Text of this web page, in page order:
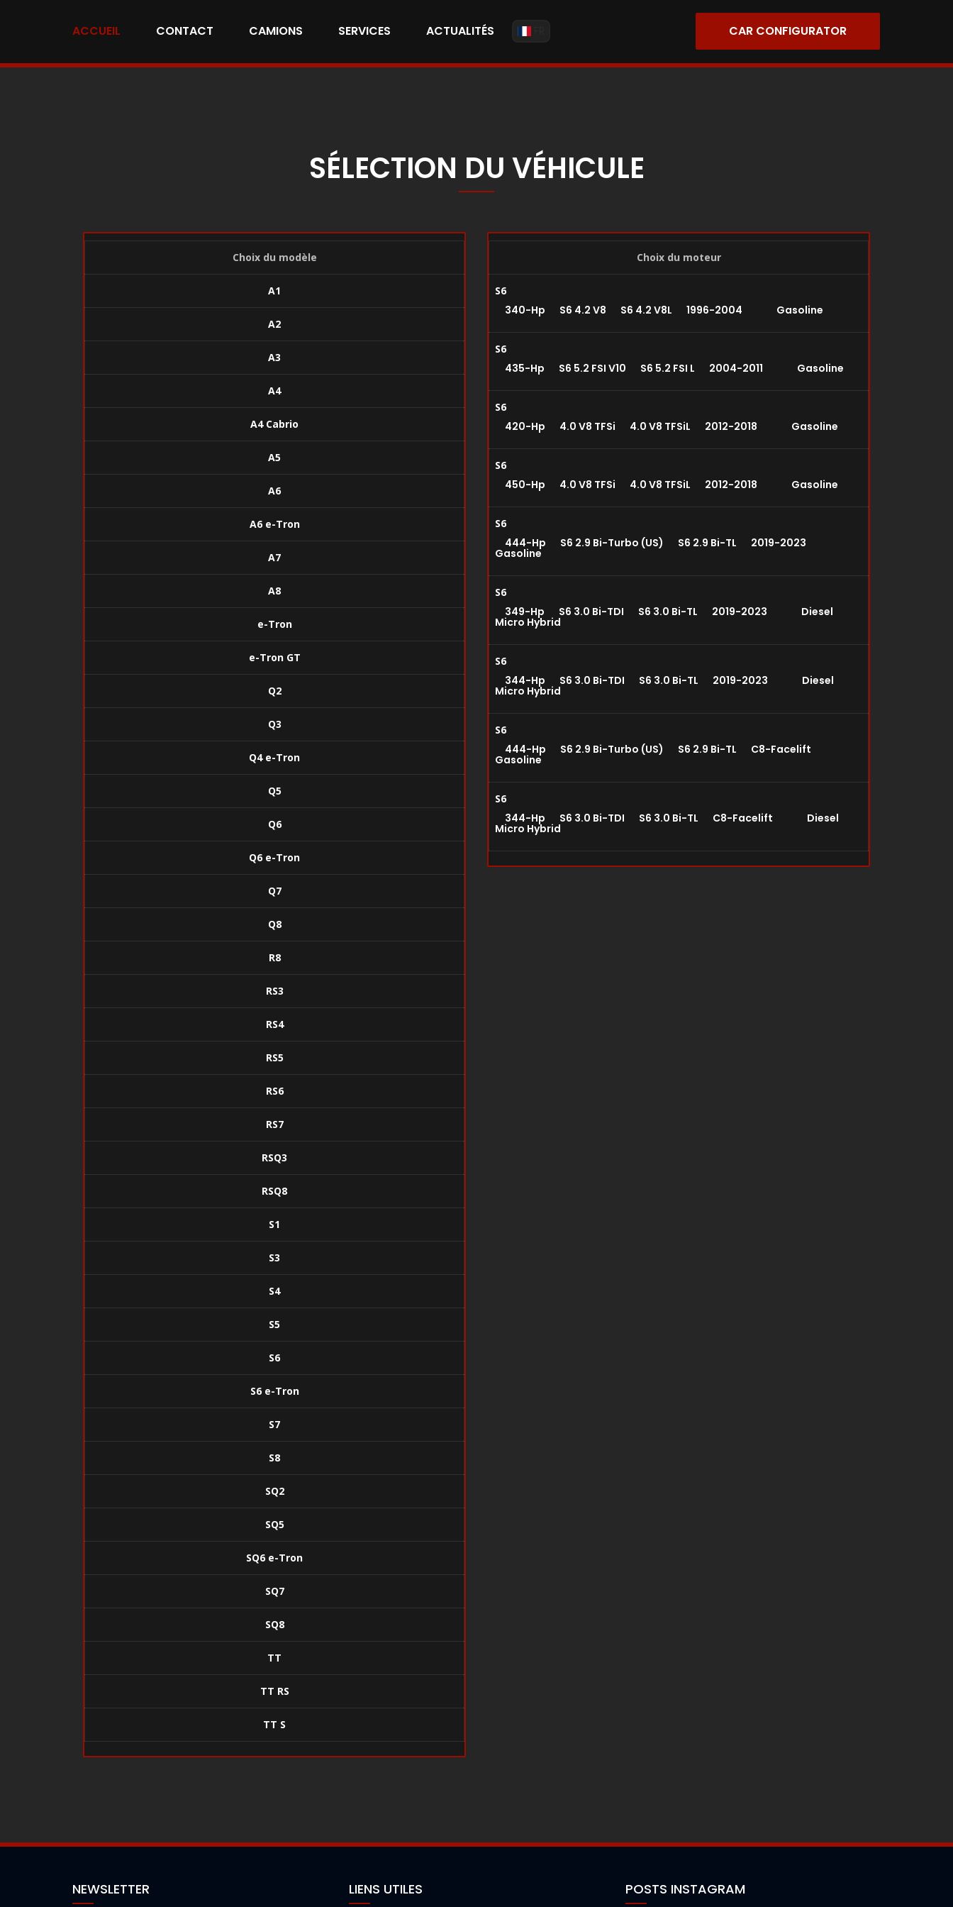
ACCUEIL CONTACT CAMIONS SERVICES ACTUALITÉS FR CAR CONFIGURATOR
SÉLECTION DU VÉHICULE
Choix du modèle
A1
A2
A3
A4
A4 Cabrio
A5
A6
A6 e-Tron
A7
A8
e-Tron
e-Tron GT
Q2
Q3
Q4 e-Tron
Q5
Q6
Q6 e-Tron
Q7
Q8
R8
RS3
RS4
RS5
RS6
RS7
RSQ3
RSQ8
S1
S3
S4
S5
S6
S6 e-Tron
S7
S8
SQ2
SQ5
SQ6 e-Tron
SQ7
SQ8
TT
TT RS
TT S
Choix du moteur
S6
340-Hp S6 4.2 V8 S6 4.2 V8L 1996-2004 Gasoline
S6
435-Hp S6 5.2 FSI V10 S6 5.2 FSI L 2004-2011 Gasoline
S6
420-Hp 4.0 V8 TFSi 4.0 V8 TFSiL 2012-2018 Gasoline
S6
450-Hp 4.0 V8 TFSi 4.0 V8 TFSiL 2012-2018 Gasoline
S6
444-Hp S6 2.9 Bi-Turbo (US) S6 2.9 Bi-TL 2019-2023
Gasoline
S6
349-Hp S6 3.0 Bi-TDI S6 3.0 Bi-TL 2019-2023 Diesel
Micro Hybrid
S6
344-Hp S6 3.0 Bi-TDI S6 3.0 Bi-TL 2019-2023 Diesel
Micro Hybrid
S6
444-Hp S6 2.9 Bi-Turbo (US) S6 2.9 Bi-TL C8-Facelift
Gasoline
S6
344-Hp S6 3.0 Bi-TDI S6 3.0 Bi-TL C8-Facelift Diesel
Micro Hybrid
NEWSLETTER LIENS UTILES POSTS INSTAGRAM